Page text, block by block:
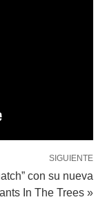
SIGUIENTE
con su nueva
In The Trees »